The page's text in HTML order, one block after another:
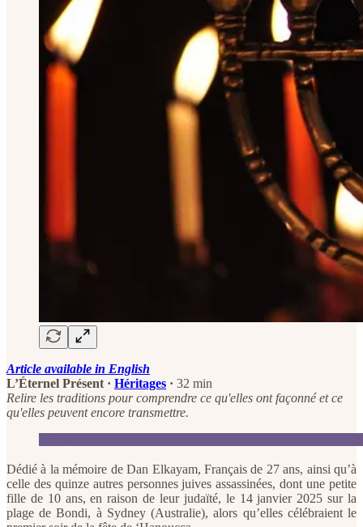
Article available in English
L’Éternel Présent · Héritages · 32 min
Relire les traditions pour comprendre ce qu'elles ont façonné et ce
qu'elles peuvent encore transmettre.
Dédié à la mémoire de Dan Elkayam, Français de 27 ans, ainsi qu’à
celle des quinze autres personnes juives assassinées, dont une petite
fille de 10 ans, en raison de leur judaïté, le 14 janvier 2025 sur la
plage de Bondi, à Sydney (Australie), alors qu’elles célébraient le